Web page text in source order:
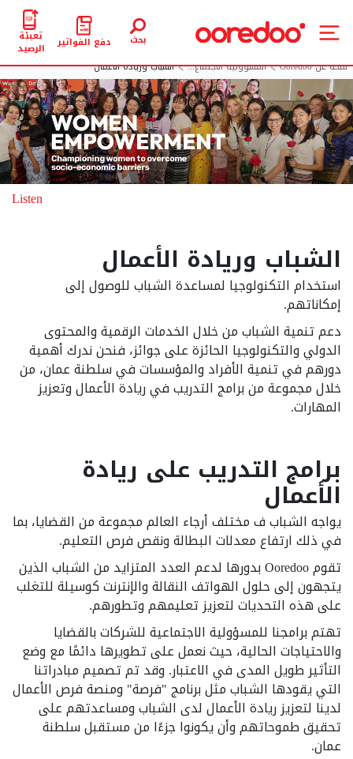
بحث دفع الفواتير تعبئة
الرصيد
لمحة عن Ooredoo
المسؤولية الاجتماع... الشباب وريادة الأعمال
Listen
الشباب وريادة الأعمال
استخدام التكنولوجيا لمساعدة الشباب للوصول إلى
إمكاناتهم.
دعم تنمية الشباب من خلال الخدمات الرقمية والمحتوى
الدولي والتكنولوجيا الحائزة على جوائز، فنحن ندرك أهمية
دورهم في تنمية الأفراد والمؤسسات في سلطنة عمان، من
خلال مجموعة من برامج التدريب في ريادة الأعمال وتعزيز
المهارات.
برامج التدريب على ريادة
الأعمال
يواجه الشباب ف مختلف أرجاء العالم مجموعة من القضايا، بما
في ذلك ارتفاع معدلات البطالة ونقص فرص التعليم.
تقوم Ooredoo بدورها لدعم العدد المتزايد من الشباب الذين
يتجهون إلى حلول الهواتف النقالة والإنترنت كوسيلة للتغلب
على هذه التحديات لتعزيز تعليمهم وتطورهم.
تهتم برامجنا للمسؤولية الاجتماعية للشركات بالقضايا
والاحتياجات الحالية، حيث نعمل على تطويرها دائمًا مع وضع
التأثير طويل المدى في الاعتبار. وقد تم تصميم مبادراتنا
التي يقودها الشباب مثل برنامج "فرصة" ومنصة فرص الأعمال
لدينا لتعزيز ريادة الأعمال لدى الشباب ومساعدتهم على
تحقيق طموحاتهم وأن يكونوا جزءًا من مستقبل سلطنة
عمان.